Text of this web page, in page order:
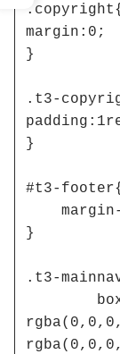
.copyright{
margin:0;
}
.t3-
}
#t3-footer{
}
.t3-